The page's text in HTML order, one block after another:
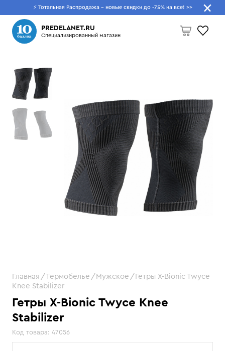
⚡ Тотальная Распродажа - новые скидки до -75% на все! >>
PREDELANET.RU
Специализированный магазин
Пусто
Что будем искать?
Гетры X-Bionic Twyce Knee
Stabilizer
Код товара: 47056
Главная Термобелье Мужское
Гетры X-Bionic Twyce
Knee Stabilizer